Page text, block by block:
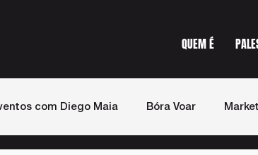
QUEM É
com Diego Maia Bóra Voar